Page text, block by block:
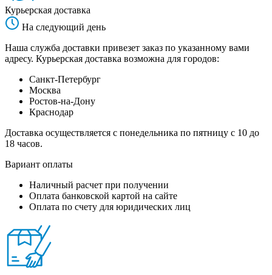
Курьерская доставка
На следующий день
Наша служба доставки привезет заказ по указанному вами
адресу. Курьерская доставка возможна для городов:
Санкт-Петербург
Москва
Ростов-на-Дону
Краснодар
Доставка осуществляется с понедельника по пятницу с 10 до
18 часов.
Вариант оплаты
Наличный расчет при получении
Оплата банковской картой на сайте
Оплата по счету для юридических лиц